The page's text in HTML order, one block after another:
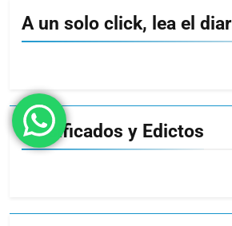
A un solo click, lea el
Clasificados y Edictos